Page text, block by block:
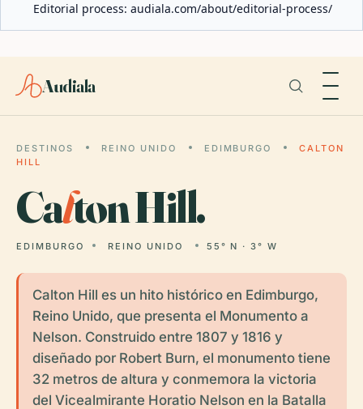
Editorial process: audiala.com/about/editorial-process/
Audiala
DESTINOS REINO UNIDO EDIMBURGO
CALTON
HILL
Calton Hill.
EDIMBURGO REINO UNIDO 55° N · 3° W
Calton Hill es un hito histórico en Edimburgo,
Reino Unido, que presenta el Monumento a
Nelson. Construido entre 1807 y 1816 y
diseñado por Robert Burn, el monumento tiene
32 metros de altura y conmemora la victoria
del Vicealmirante Horatio Nelson en la Batalla